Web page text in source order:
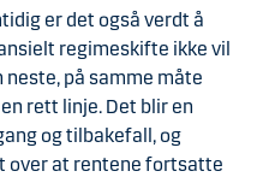
er det også verdt å
regimeskifte ikke vil
neste, på samme måte
rett linje. Det blir en
og tilbakefall, og
over at rentene fortsatte